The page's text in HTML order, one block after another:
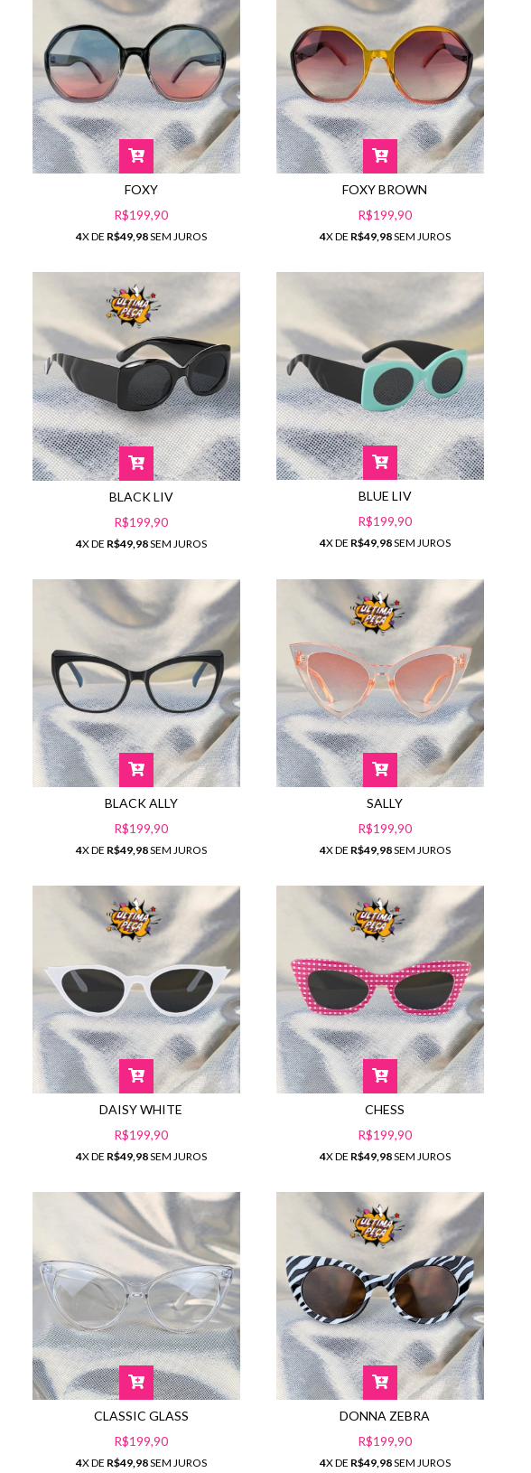
FOXY
R$199,90
4X DE R$49,98SEM JUROS
FOXY BROWN
R$199,90
4X DE R$49,98SEM JUROS
BLACK LIV
R$199,90
4X DE R$49,98SEM JUROS
BLUE LIV
R$199,90
4X DE R$49,98SEM JUROS
BLACK ALLY
R$199,90
4X DE R$49,98SEM JUROS
SALLY
R$199,90
4X DE R$49,98SEM JUROS
DAISY WHITE
R$199,90
4X DE R$49,98SEM JUROS
CHESS
R$199,90
4X DE R$49,98SEM JUROS
CLASSIC GLASS
R$199,90
4X DE R$49,98SEM JUROS
DONNA ZEBRA
R$199,90
4X DE R$49,98SEM JUROS